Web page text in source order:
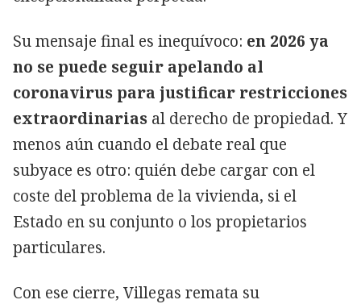
Su mensaje final es inequívoco: en 2026 ya
no se puede seguir apelando al
coronavirus para justificar restricciones
extraordinarias al derecho de propiedad. Y
menos aún cuando el debate real que
subyace es otro: quién debe cargar con el
coste del problema de la vivienda, si el
Estado en su conjunto o los propietarios
particulares.
Con ese cierre, Villegas remata su